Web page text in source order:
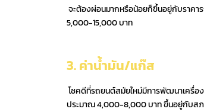
จะต้องผ่อนมากหรือน้อยก็ขึ้นอยู่กับราคาร
5,000-15,000 บาท
3. ค่าน้ำมัน/แก๊ส
โชคดีที่รถยนต์สมัยใหม่มีการพัฒนาเครื่อ
ประมาณ 4,000-8,000 บาท ขึ้นอยู่กับสภ